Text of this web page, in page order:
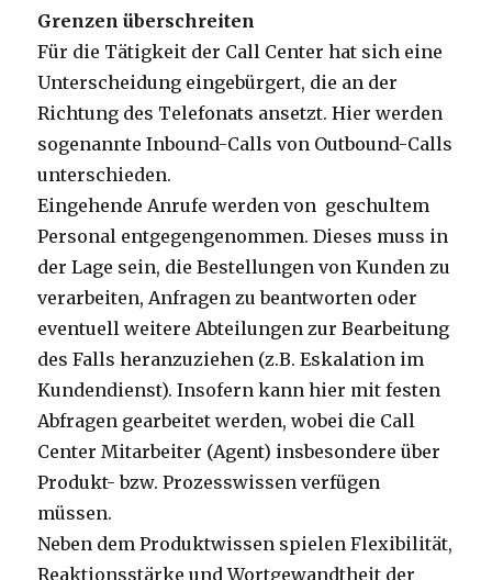
Grenzen überschreiten
Für die Tätigkeit der Call Center hat sich eine
Unterscheidung eingebürgert, die an der
Richtung des Telefonats ansetzt. Hier werden
sogenannte Inbound-Calls von Outbound-Calls
unterschieden.
Eingehende Anrufe werden von geschultem
Personal entgegengenommen. Dieses muss in
der Lage sein, die Bestellungen von Kunden zu
verarbeiten, Anfragen zu beantworten oder
eventuell weitere Abteilungen zur Bearbeitung
des Falls heranzuziehen (z.B. Eskalation im
Kundendienst). Insofern kann hier mit festen
Abfragen gearbeitet werden, wobei die Call
Center Mitarbeiter (Agent) insbesondere über
Produkt- bzw. Prozesswissen verfügen
müssen.
Neben dem Produktwissen spielen Flexibilität,
Reaktionsstärke und Wortgewandtheit der